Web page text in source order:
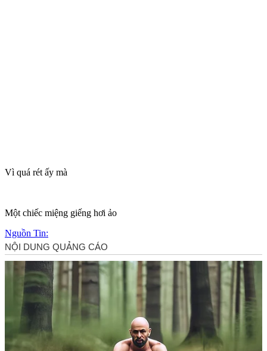
Vì quá rét ấy mà
Một chiếc miệng giếng hơi ảo
Nguồn Tin: